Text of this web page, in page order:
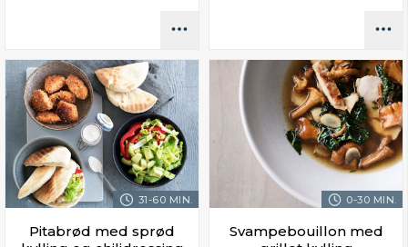
31-60 MIN.
Pitabrød med sprød
0-30 MIN.
Svampebouillon med